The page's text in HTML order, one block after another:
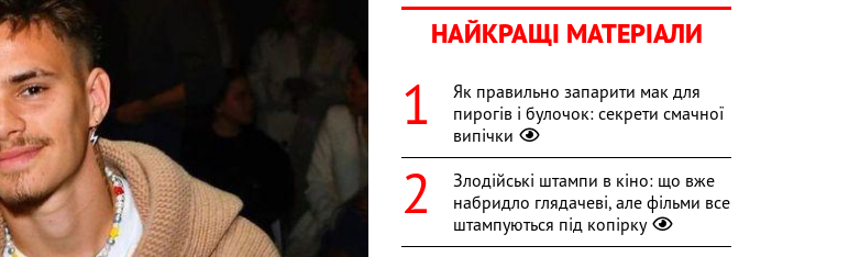
НАЙКРАЩІ МАТЕРІАЛИ
Як правильно запарити мак для
пирогів і булочок: секрети смачної
випічки
Злодійські штампи в кіно: що вже
набридло глядачеві, але фільми все
штампуються під копірку